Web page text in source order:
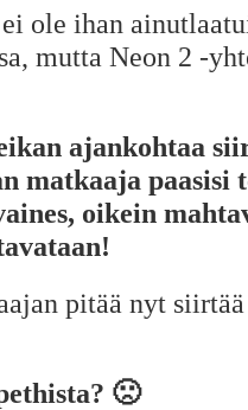
ole ihan
mutta Neon 2 -
ajankohtaa
matkaaja paasisi
oikein
pitää nyt
🙁